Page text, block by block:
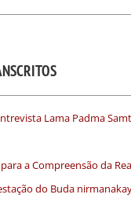
Lama Padma
a Compreensão da
do Buda